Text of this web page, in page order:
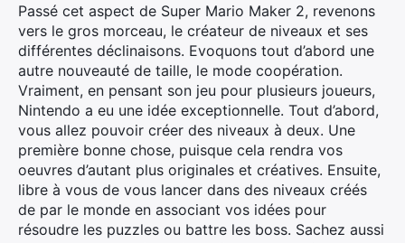
Passé cet aspect de Super Mario Maker 2, revenons
vers le gros morceau, le créateur de niveaux et ses
différentes déclinaisons. Evoquons tout d’abord une
autre nouveauté de taille, le mode coopération.
Vraiment, en pensant son jeu pour plusieurs joueurs,
Nintendo a eu une idée exceptionnelle. Tout d’abord,
vous allez pouvoir créer des niveaux à deux. Une
première bonne chose, puisque cela rendra vos
oeuvres d’autant plus originales et créatives. Ensuite,
libre à vous de vous lancer dans des niveaux créés
de par le monde en associant vos idées pour
résoudre les puzzles ou battre les boss. Sachez aussi